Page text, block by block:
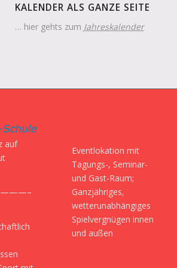
KALENDER ALS GANZE SEITE
… hier gehts zum Jahreskalender
auf
Eventlokation mit
Tagungs-, Seminar-
und Gast-Raum;
Ganzjähriges,
wetterunabhängiges
Spielvergnügen innen
und außen